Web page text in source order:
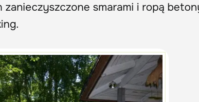
zanieczyszczone smarami i ropą